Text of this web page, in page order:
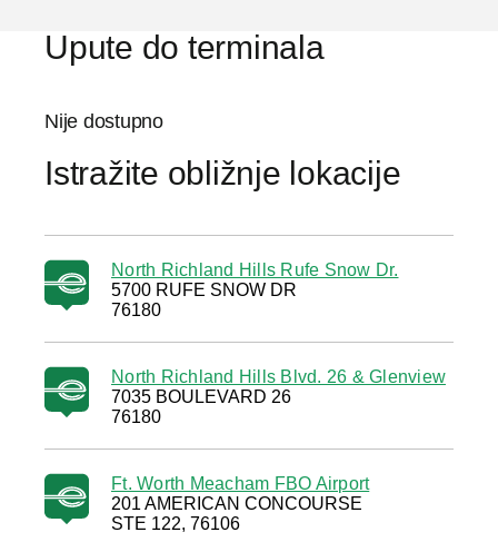
Upute do terminala
Nije dostupno
Istražite obližnje lokacije
North Richland Hills Rufe Snow Dr.
5700 RUFE SNOW DR
76180
North Richland Hills Blvd. 26 & Glenview
7035 BOULEVARD 26
76180
Ft. Worth Meacham FBO Airport
201 AMERICAN CONCOURSE
STE 122, 76106